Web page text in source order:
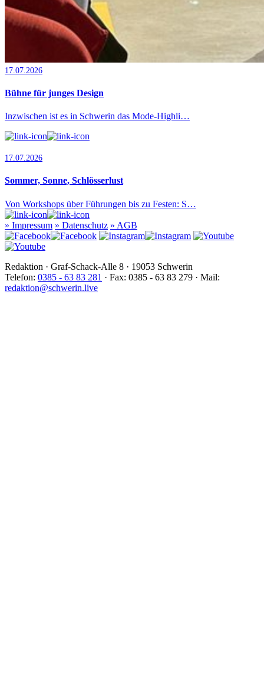
17.07.2026
Bühne für junges Design
Inzwischen ist es in Schwerin das Mode-Highli…
17.07.2026
Sommer, Sonne, Schlösserlust
Von Workshops über Führungen bis zu Festen: S…
» Impressum » Datenschutz » AGB
Redaktion · Graf-Schack-Alle 8 · 19053 Schwerin
Telefon: 0385 - 63 83 281 · Fax: 0385 - 63 83 279 · Mail:
redaktion@schwerin.live